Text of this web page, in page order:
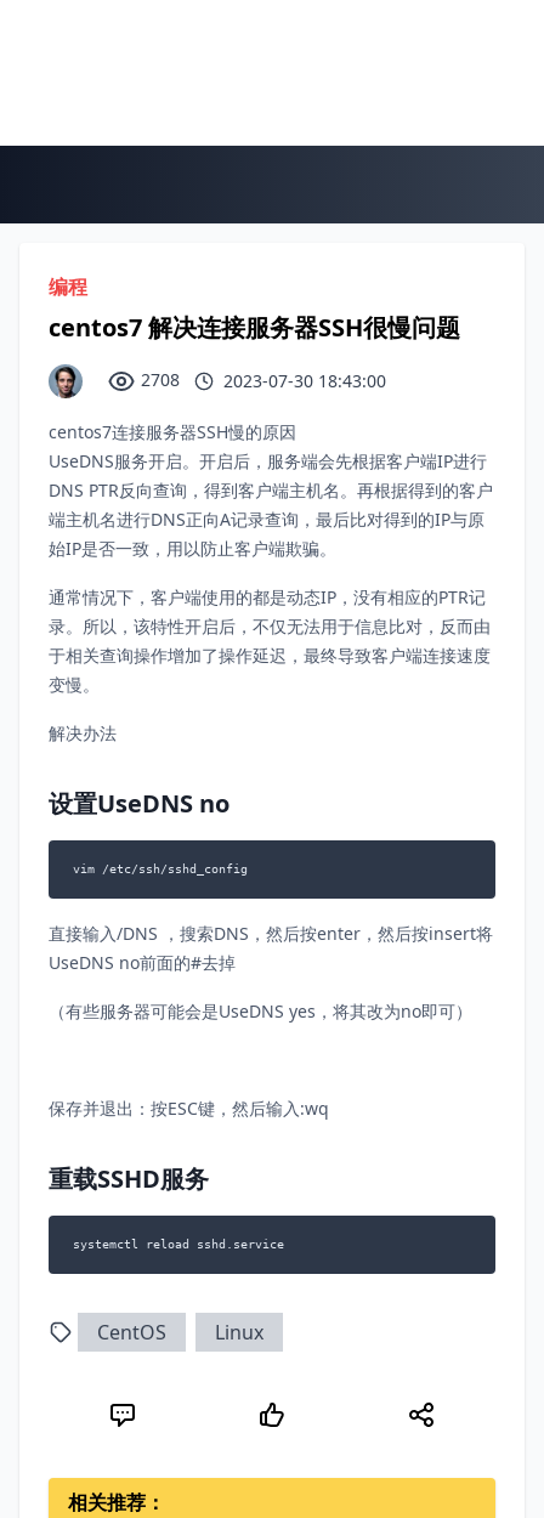
编程
centos7 解决连接服务器SSH很慢问题
2708 2023-07-30 18:43:00
centos7连接服务器SSH慢的原因
UseDNS服务开启。开启后，服务端会先根据客户端IP进行
DNS PTR反向查询，得到客户端主机名。再根据得到的客户
端主机名进行DNS正向A记录查询，最后比对得到的IP与原
始IP是否一致，用以防止客户端欺骗。
通常情况下，客户端使用的都是动态IP，没有相应的PTR记
录。所以，该特性开启后，不仅无法用于信息比对，反而由
于相关查询操作增加了操作延迟，最终导致客户端连接速度
变慢。
解决办法
设置UseDNS no
vim /etc/ssh/sshd_config
直接输入/DNS ，搜索DNS，然后按enter，然后按insert将
UseDNS no前面的#去掉
（有些服务器可能会是UseDNS yes，将其改为no即可）
保存并退出：按ESC键，然后输入:wq
重载SSHD服务
systemctl reload sshd.service
CentOS Linux
相关推荐：